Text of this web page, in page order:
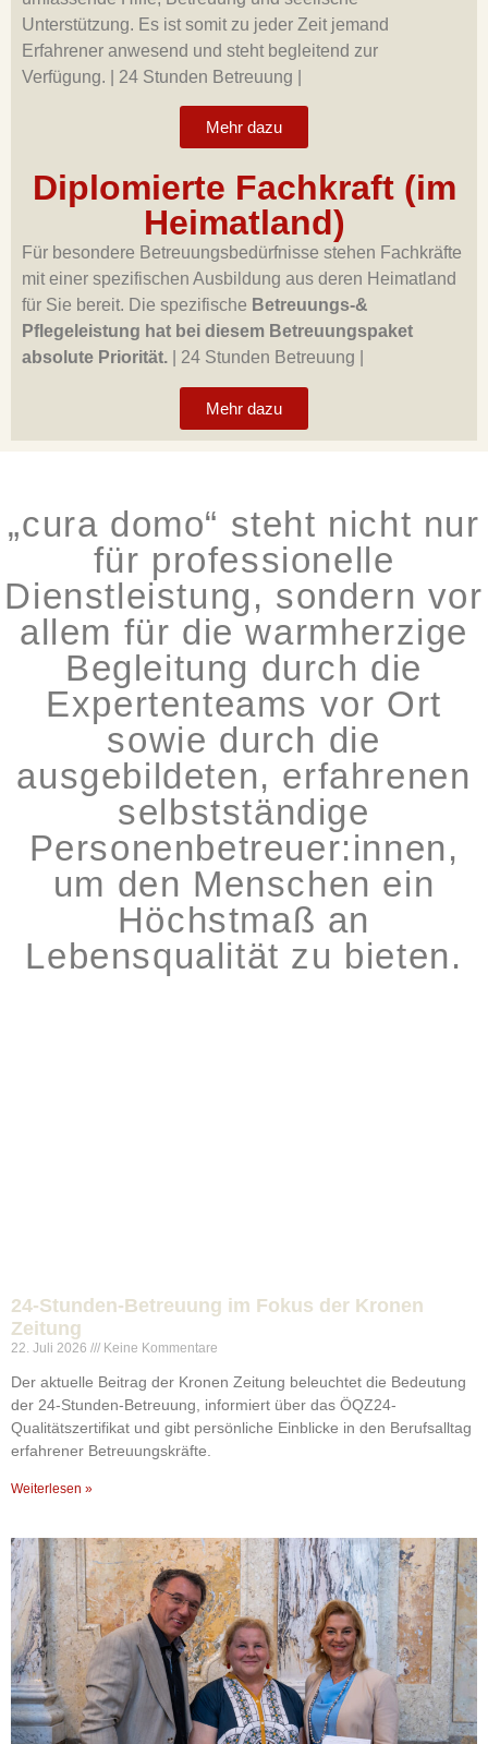
Unterstützung. Es ist somit zu jeder Zeit jemand
Erfahrener anwesend und steht begleitend zur
Verfügung.
24 Stunden Betreuung |
Mehr dazu
Diplomierte Fachkraft (im
Heimatland)
Für besondere Betreuungsbedürfnisse stehen Fachkräfte
mit einer spezifischen Ausbildung aus deren Heimatland
für Sie bereit. Die spezifische Betreuungs-&
Pflegeleistung hat bei diesem Betreuungspaket
absolute Priorität.
24 Stunden Betreuung |
Mehr dazu
„cura domo“ steht nicht nur
für professionelle
Dienstleistung, sondern vor
allem für die warmherzige
Begleitung durch die
Expertenteams vor Ort
sowie durch die
ausgebildeten, erfahrenen
selbstständige
Personenbetreuer:innen,
um den Menschen ein
Höchstmaß an
Lebensqualität zu bieten.
24-Stunden-Betreuung im Fokus der Kronen
Zeitung
22. Juli 2026 Keine Kommentare
Der aktuelle Beitrag der Kronen Zeitung beleuchtet die Bedeutung
der 24-Stunden-Betreuung, informiert über das ÖQZ24-
Qualitätszertifikat und gibt persönliche Einblicke in den Berufsalltag
erfahrener Betreuungskräfte.
Weiterlesen »